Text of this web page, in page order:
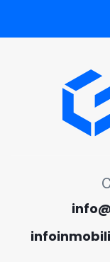
MENÚ CORREO